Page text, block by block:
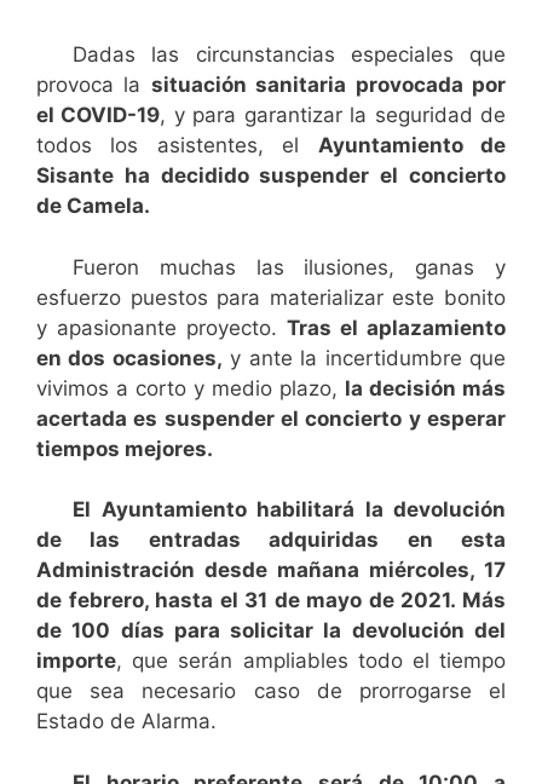
Dadas las circunstancias especiales que
provoca la situación sanitaria provocada por
el COVID-19, y para garantizar la seguridad de
todos los asistentes, el Ayuntamiento de
Sisante ha decidido suspender el concierto
de Camela.
Fueron muchas las ilusiones, ganas y
esfuerzo puestos para materializar este bonito
y apasionante proyecto. Tras el aplazamiento
en dos ocasiones, y ante la incertidumbre que
vivimos a corto y medio plazo, la decisión más
acertada es suspender el concierto y esperar
tiempos mejores.
El Ayuntamiento habilitará la devolución
de las entradas adquiridas en esta
Administración desde mañana miércoles, 17
de febrero, hasta el 31 de mayo de 2021. Más
de 100 días para solicitar la devolución del
importe, que serán ampliables todo el tiempo
que sea necesario caso de prorrogarse el
Estado de Alarma.